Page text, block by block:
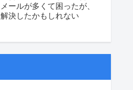
メールが多くて困ったが、
解決したかもしれない